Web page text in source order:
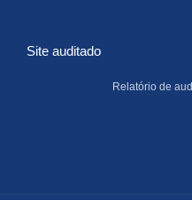
Site auditado
Relatório de